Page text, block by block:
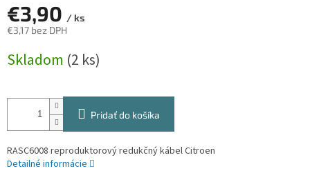
€3,90 / ks
€3,17 bez DPH
cena:
Skladom (2 ks)
Pridať do košíka
RASC6008 reproduktorový redukčný kábel Citroen
Detailné informácie